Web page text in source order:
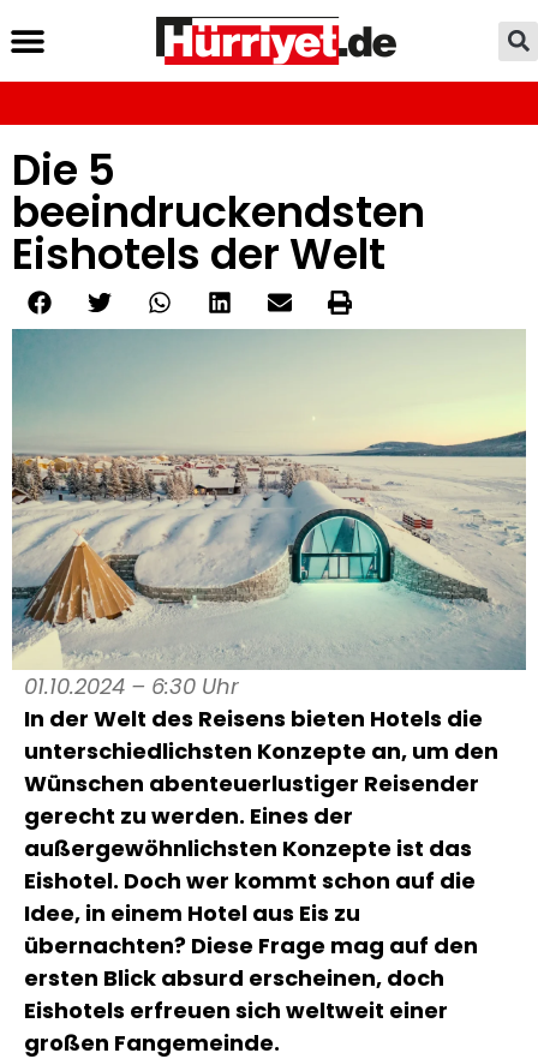
Die 5
beeindruckendsten
Eishotels der Welt
01.10.2024 – 6:30 Uhr
In der Welt des Reisens bieten Hotels die
unterschiedlichsten Konzepte an, um den
Wünschen abenteuerlustiger Reisender
gerecht zu werden. Eines der
außergewöhnlichsten Konzepte ist das
Eishotel. Doch wer kommt schon auf die
Idee, in einem Hotel aus Eis zu
übernachten? Diese Frage mag auf den
ersten Blick absurd erscheinen, doch
Eishotels erfreuen sich weltweit einer
großen Fangemeinde.